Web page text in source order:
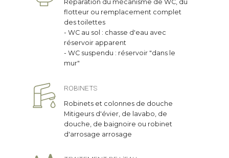
FUITES
Recherche de fuite ou réparations de
fuite sur alimentation, évacuation ou
eaux pluviales
CHAUFFE-EAU
remplacement de ballons d'eau
chaude (cumulus)
DÉBOUCHAGE
Réparation du mécanisme de WC, du
flotteur ou remplacement complet
des toilettes
- WC au sol : chasse d'eau avec
réservoir apparent
- WC suspendu : réservoir "dans le
mur"
ROBINETS
Robinets et colonnes de douche
Mitigeurs d'évier, de lavabo, de
douche, de baignoire ou robinet
d'arrosage arrosage
RADIATEURS
Pose, remplacement ou
déplacement de radiateurs
Réparation ou remplacement de
robinets de radiateurs
CHAUDIERES ET BALLONS D'EAU
CHAUDE
Détartrage de chaudières
Détartrage, réparation ou
remplacement de chauffe-eau